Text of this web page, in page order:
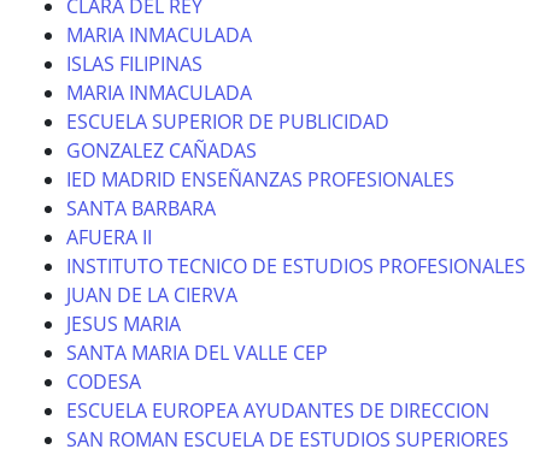
CLARA DEL REY
MARIA INMACULADA
ISLAS FILIPINAS
MARIA INMACULADA
ESCUELA SUPERIOR DE PUBLICIDAD
GONZALEZ CAÑADAS
IED MADRID ENSEÑANZAS PROFESIONALES
SANTA BARBARA
AFUERA II
INSTITUTO TECNICO DE ESTUDIOS PROFESIONALES
JUAN DE LA CIERVA
JESUS MARIA
SANTA MARIA DEL VALLE CEP
CODESA
ESCUELA EUROPEA AYUDANTES DE DIRECCION
SAN ROMAN ESCUELA DE ESTUDIOS SUPERIORES